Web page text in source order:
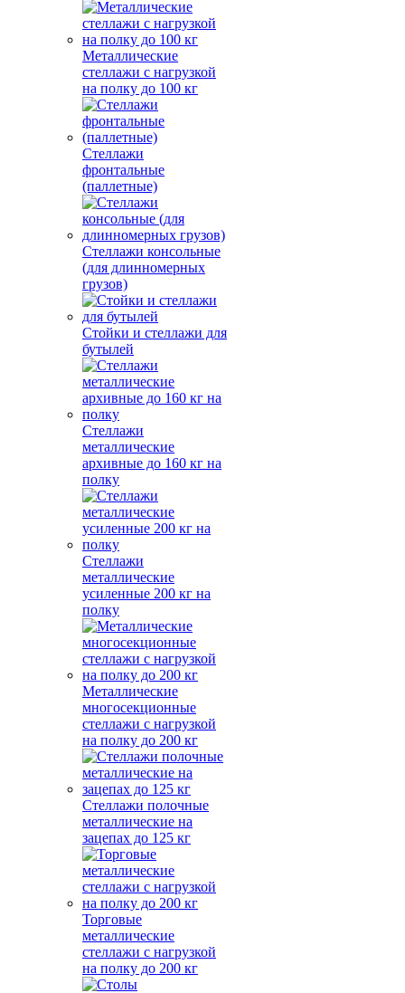
Металлические
стеллажи с нагрузкой
на полку до 100 кг
Стеллажи
фронтальные
(паллетные)
Стеллажи консольные
(для длинномерных
грузов)
Стойки и стеллажи для
бутылей
Стеллажи
металлические
архивные до 160 кг на
полку
Стеллажи
металлические
усиленные 200 кг на
полку
Металлические
многосекционные
стеллажи с нагрузкой
на полку до 200 кг
Стеллажи полочные
металлические на
зацепах до 125 кг
Торговые
металлические
стеллажи с нагрузкой
на полку до 200 кг